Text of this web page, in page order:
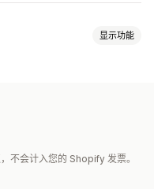
显示功能
不会计入您的 Shopify 发票。